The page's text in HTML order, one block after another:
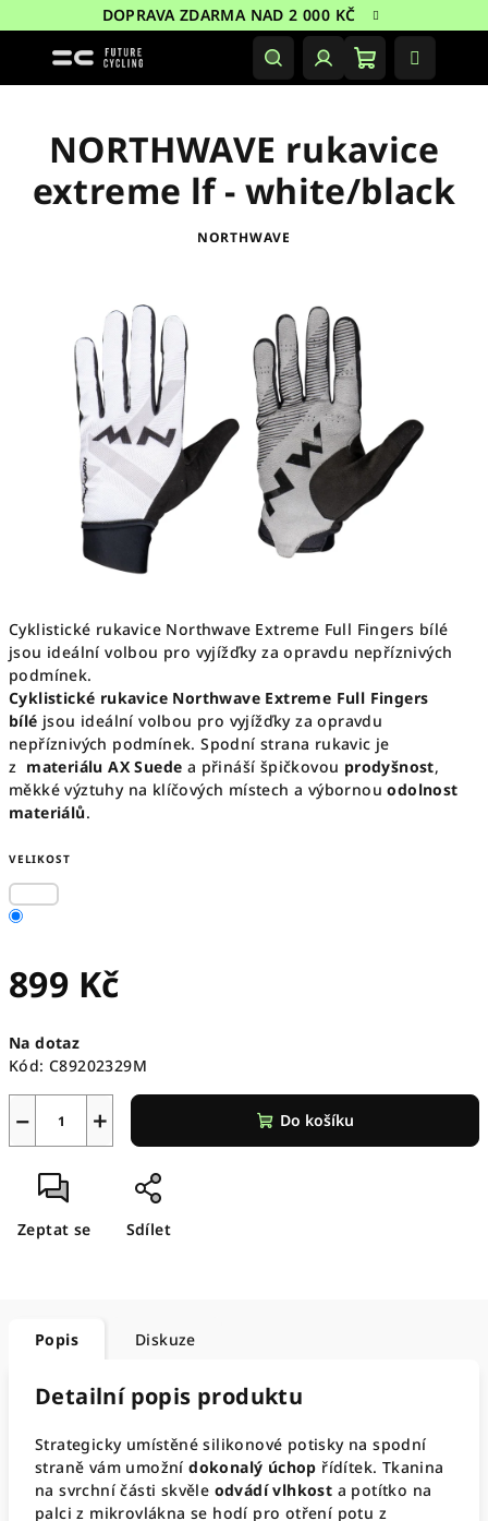
na
DOPRAVA ZDARMA NAD 2 000 KČ
HledatPřihlášeníNákupní
Cyklistické rukavice Northwave Extreme Full Fingers bílé
jsou ideální volbou pro vyjížďky za opravdu nepříznivých
podmínek.
Cyklistické rukavice Northwave Extreme Full Fingers
bílé jsou ideální volbou pro vyjížďky za opravdu
nepříznivých podmínek. Spodní strana rukavic je
z materiálu AX Suede a přináší špičkovou prodyšnost,
měkké výztuhy na klíčových místech a výbornou odolnost
materiálů.
VELIKOST
899 Kč
cena:
Na dotaz
Kód: C89202329M
+
− Do košíku
Zeptat se Sdílet
NORTHWAVE rukavice
extreme lf - white/black
NORTHWAVE
Popis Diskuze
Detailní popis produktu
Strategicky umístěné silikonové potisky na spodní
straně vám umožní dokonalý úchop řídítek. Tkanina
na svrchní části skvěle odvádí vlhkost a potítko na
palci z mikrovlákna se hodí pro otření potu z